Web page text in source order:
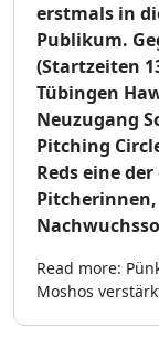
erstmals in
Publikum.
(Startzeiten
Tübingen
Neuzugang
Pitching
Reds eine
Read more:
Moshos